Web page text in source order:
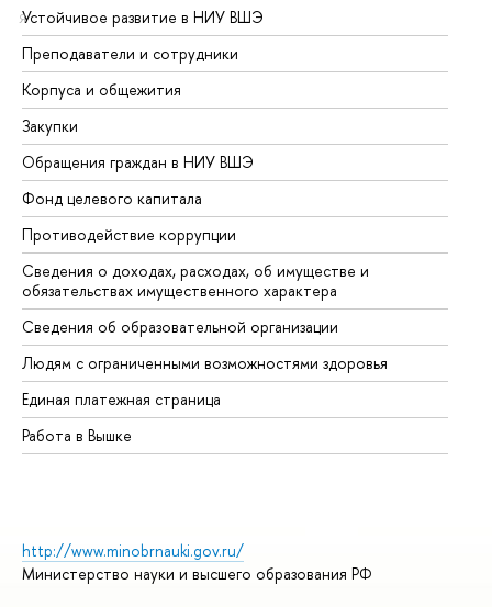
ЯУстойчивое развитие в НИУ ВШЭ
Преподаватели и сотрудники
Корпуса и общежития
Закупки
Обращения граждан в НИУ ВШЭ
Фонд целевого капитала
Противодействие коррупции
Сведения о доходах, расходах, об имуществе и
обязательствах имущественного характера
Сведения об образовательной организации
Людям с ограниченными возможностями здоровья
Единая платежная страница
Работа в Вышке
http://www.minobrnauki.gov.ru/
Министерство науки и высшего образования РФ